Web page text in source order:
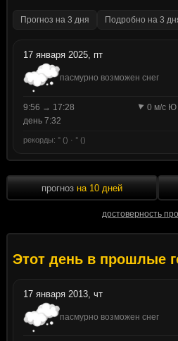
Прогноз на 3 дня Подробно на 3
17 января 2025, пт
пасмурно возможен снег
9:56 → 17:28
0 м/с Ю
день 7:32
рекорды: ° () · ° ()
прогноз на 10 дней
достоверность
Этот день в прошлые
17 января 2013, чт
пасмурно возможен снег